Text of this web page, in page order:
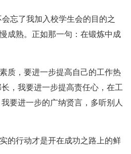
忘了我加入校学生会的目的之
成熟。正如那一句：在锻炼中成
质，要进一步提高自己的工作热
，我要进一步提高责任心，在工
要进一步的广纳贤言，多听别人
的行动才是开在成功之路上的鲜